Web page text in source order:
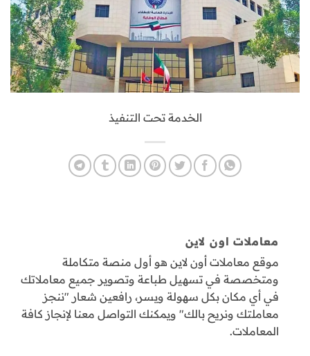
الخدمة تحت التنفيذ
معاملات اون لاين
موقع معاملات أون لاين هو أول منصة متكاملة
ومتخصصة في تسهيل طباعة وتصوير جميع معاملاتك
في أي مكان بكل سهولة ويسر، رافعين شعار "ننجز
معاملتك ونريح بالك" ويمكنك التواصل معنا لإنجاز كافة
المعاملات.